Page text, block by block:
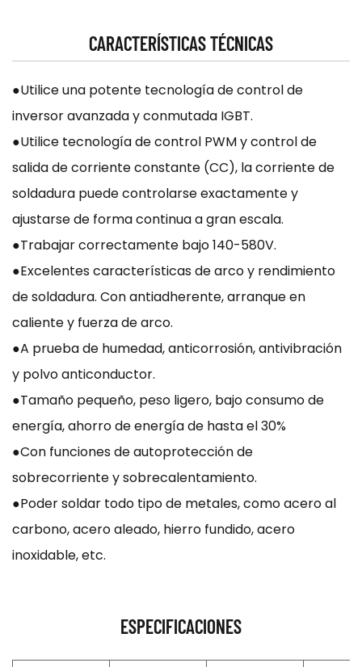
CARACTERÍSTICAS TÉCNICAS
●Utilice una potente tecnología de control de
inversor avanzada y conmutada IGBT.
●Utilice tecnología de control PWM y control de
salida de corriente constante (CC), la corriente de
soldadura puede controlarse exactamente y
ajustarse de forma continua a gran escala.
●Trabajar correctamente bajo 140-580V.
●Excelentes características de arco y rendimiento
de soldadura. Con antiadherente, arranque en
caliente y fuerza de arco.
●A prueba de humedad, anticorrosión, antivibración
y polvo anticonductor.
●Tamaño pequeño, peso ligero, bajo consumo de
energía, ahorro de energía de hasta el 30%
●Con funciones de autoprotección de
sobrecorriente y sobrecalentamiento.
●Poder soldar todo tipo de metales, como acero al
carbono, acero aleado, hierro fundido, acero
inoxidable, etc.
ESPECIFICACIONES